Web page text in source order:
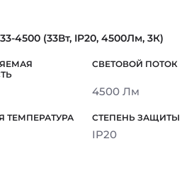
4500 (33Вт, IP20, 4500Лм, 3К)
4500 Лм
IP20